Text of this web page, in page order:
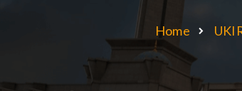
Home